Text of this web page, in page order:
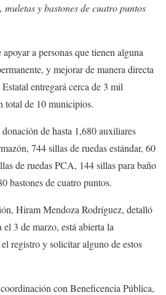
y bastones de cuatro puntos
a personas que tienen alguna
y mejorar de manera directa
entregará cerca de 3 mil
total de 10 municipios.
de hasta 1,680 auxiliares
744 sillas de ruedas estándar, 60
de ruedas PCA, 144 sillas para baño
bastones de cuatro puntos.
Hiram Mendoza Rodríguez, detalló
3 de marzo, está abierta la
registro y solicitar alguno de estos
con Beneficencia Pública,